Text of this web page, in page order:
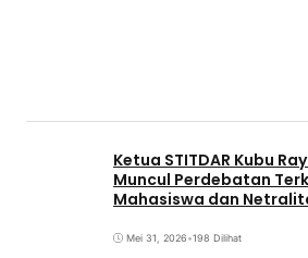
Ketua STITDAR Kubu
Muncul Perdebatan
Mahasiswa dan
Mei 31, 2026•198 Dilihat